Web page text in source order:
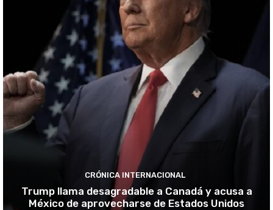
CRÓNICA INTERNACIONAL
Trump llama desagradable a Canadá y acusa a
México de aprovecharse de Estados Unidos